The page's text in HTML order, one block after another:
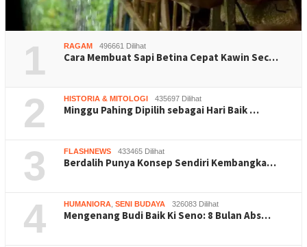
1 RAGAM 496661 Dilihat
Cara Membuat Sapi Betina Cepat Kawin Sec…
2 HISTORIA & MITOLOGI 435697 Dilihat
Minggu Pahing Dipilih sebagai Hari Baik …
3 FLASHNEWS 433465 Dilihat
Berdalih Punya Konsep Sendiri Kembangka…
4 HUMANIORA SENI BUDAYA 326083 Dilihat
Mengenang Budi Baik Ki Seno: 8 Bulan Abs…